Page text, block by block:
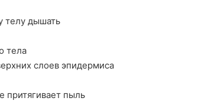
телу дышать
тела
слоев эпидермиса
притягивает пыль